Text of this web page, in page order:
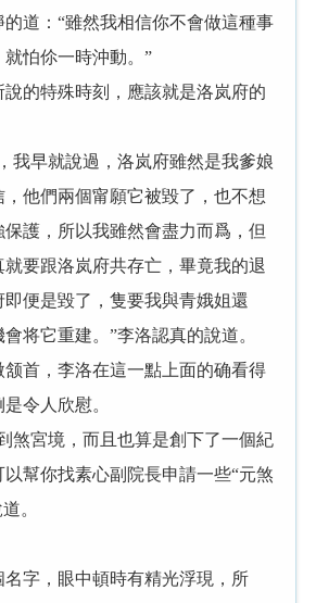
：“雖然我相信你不會做這種事
怕伱一時沖動。”
特殊時刻，應該就是洛岚府的
早就說過，洛岚府雖然是我爹娘
他們兩個甯願它被毀了，也不想
護，所以我雖然會盡力而爲，但
要跟洛岚府共存亡，畢竟我的退
便是毀了，隻要我與青娥姐還
将它重建。”李洛認真的說道。
，李洛在這一點上面的确看得
令人欣慰。
宮境，而且也算是創下了一個紀
幫你找素心副院長申請一些“元煞
。
，眼中頓時有精光浮現，所